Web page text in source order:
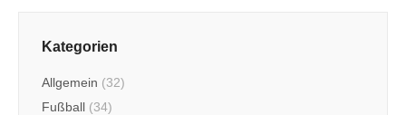
Kategorien
Allgemein (32)
Fußball (34)